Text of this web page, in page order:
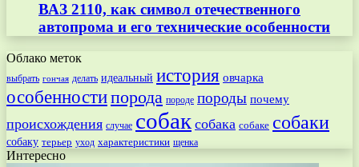
ВАЗ 2110, как символ отечественного
автопрома и его технические особенности
Облако меток
выбрать гончая делать идеальный история овчарка
особенностипорода породе породы почему
происхождения случае собак собака собаке собаки
собаку терьер уход характеристики щенка
Интересно